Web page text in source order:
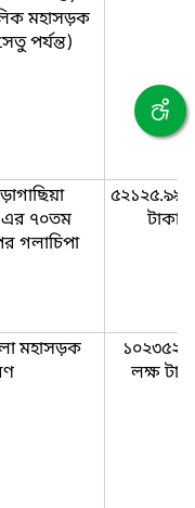
মহাসড়ক
পর্যন্ত)
৭০তম
গলাচিপা
৫২১২৫.৯৯
টাকা
মহাসড়ক
লক্ষ